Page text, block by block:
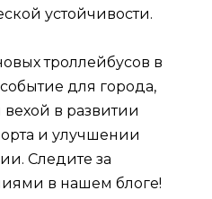
устойчивости.
троллейбусов в
для города,
вехой в развитии
и улучшении
Следите за
в нашем блоге!